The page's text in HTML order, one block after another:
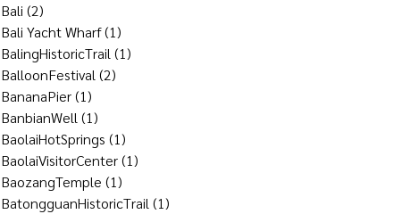
Bali (2)
Bali Yacht Wharf(1)
BalingHistoricTrail (1)
BalloonFestival (2)
BananaPier(1)
BanbianWell (1)
BaolaiHotSprings (1)
BaolaiVisitorCenter(1)
BaozangTemple (1)
BatongguanHistoricTrail (1)